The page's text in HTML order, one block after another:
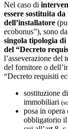
Nel caso di
essere sostituita
dell’installatore
ecobonus”), sono
singola tipologia
del “Decreto
l’asseverazione del
del fornitore o
“Decreto requisiti
sostituzione di
immobiliari
posa in opera
obbligatorio il